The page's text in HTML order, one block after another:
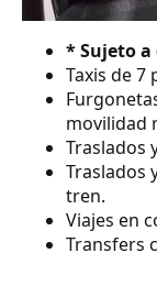
* Sujeto
Taxis de 7
movilidad
Traslados
Traslados
tren.
Viajes en
Transfers